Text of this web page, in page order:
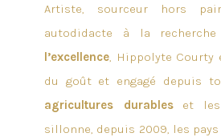
Artiste, sourceur hors
autodidacte à la
l’excellence, Hippolyte Courty
du goût et engagé depuis
agricultures durableset les
sillonne, depuis 2009, les